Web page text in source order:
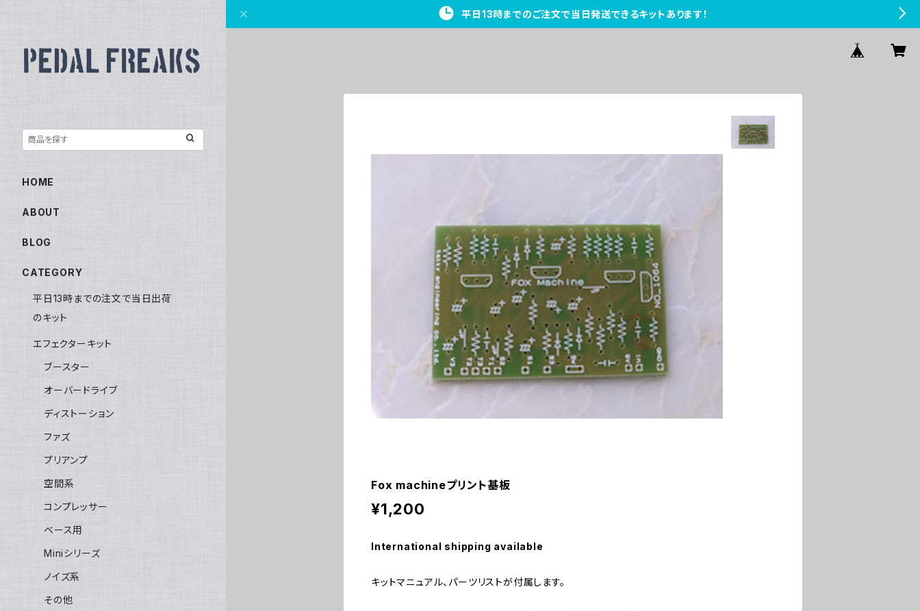
平日13時までのご注文で当日発送できるキットあります！
Fox machineプリント基板
¥1,200
International shipping available
キットマニュアル、パーツリストが付属します。
HOME
ABOUT
BLOG
CATEGORY
平日13時までの注文で当日出荷
のキット
エフェクターキット
ブースター
オーバードライブ
ディストーション
ファズ
プリアンプ
空間系
コンプレッサー
ベース用
Miniシリーズ
ノイズ系
その他